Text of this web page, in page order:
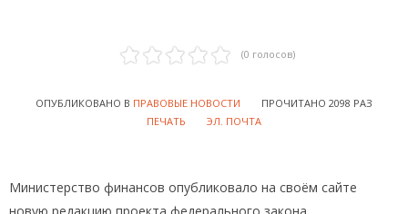
(0 голосов)
ОПУБЛИКОВАНО В ПРАВОВЫЕ НОВОСТИ
ПРОЧИТАНО 2098 РАЗ
ПЕЧАТЬ
ЭЛ. ПОЧТА
Министерство финансов опубликовало на своём сайте